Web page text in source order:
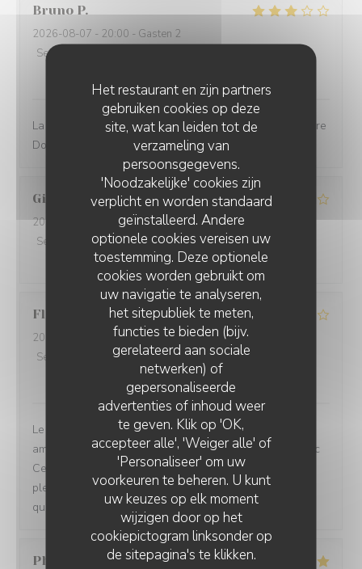
Het restaurant en zijn partners
gebruiken cookies op deze
site, wat kan leiden tot de
verzameling van
persoonsgegevens.
'Noodzakelijke' cookies zijn
verplicht en worden standaard
geïnstalleerd. Andere
optionele cookies vereisen uw
toestemming. Deze optionele
cookies worden gebruikt om
uw navigatie te analyseren,
het sitepubliek te meten,
functies te bieden (bijv.
gerelateerd aan sociale
netwerken) of
gepersonaliseerde
advertenties of inhoud weer
te geven. Klik op 'OK,
accepteer alle', 'Weiger alle' of
'Personaliseer' om uw
voorkeuren te beheren. U kunt
uw keuzes op elk moment
wijzigen door op het
cookiepictogram linksonder op
de sitepagina's te klikken.
Bruno P
2026-08-07 - 20:00 - Gasten 2
Service
:
La qualité des plats et des vins pas à la hauteur du cadre
Dommage
Gilles
2026-08-07
- 21:00 - Gasten 2
Service
/5 Atmosfeer :3/5 Keuken: 3/5 Kwaliteit / Prijs
Florence
2026-08-07
- 20:00 - Gasten 2
Service
Atmosfeer:4/5 Keuken:3/5 Kwaliteit / Prijs
Le cadre est très agréable malheureusement aucune
amélioration dans l’assiette Notre porc ibérique était sec
Ce n’était pas un morceau de choix Le fait que ce soit
plein ne les aide certainement pas à se remettre en
question
Philippe
LA VILLA CLAPOTIS